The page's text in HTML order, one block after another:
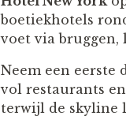
boetiekhotels
voet via bruggen,
Neem een eerste
vol restaurants
terwijl de skyline